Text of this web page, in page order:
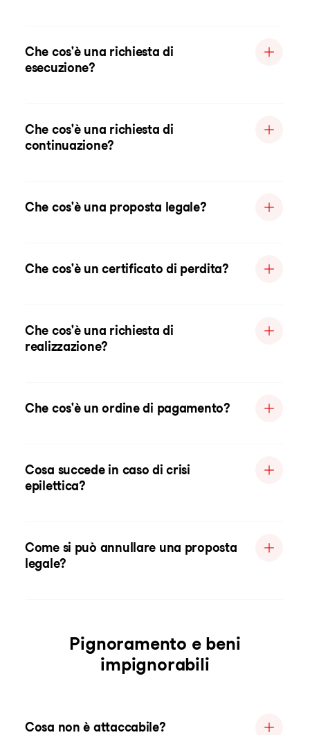
Che cos'è una richiesta di
esecuzione?
Che cos'è una richiesta di
continuazione?
Che cos'è una proposta legale?
Che cos'è un certificato di perdita?
Che cos'è una richiesta di
realizzazione?
Che cos'è un ordine di pagamento?
Cosa succede in caso di crisi
epilettica?
Come si può annullare una proposta
legale?
Pignoramento e beni
impignorabili
Cosa non è attaccabile?